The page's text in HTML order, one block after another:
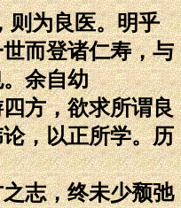
则为良医。明乎
而登诸仁寿，与
余自幼
方，欲求所谓良
，以正所学。历
志，终未少颓弛